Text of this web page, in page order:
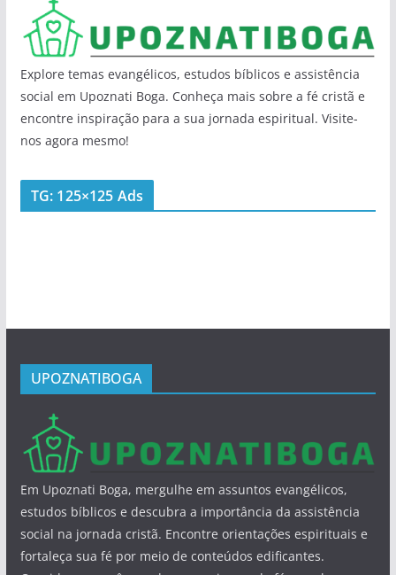
Explore temas evangélicos, estudos bíblicos e assistência
social em Upoznati Boga. Conheça mais sobre a fé cristã e
encontre inspiração para a sua jornada espiritual. Visite-
nos agora mesmo!
TG: 125×125 Ads
UPOZNATIBOGA
Em Upoznati Boga, mergulhe em assuntos evangélicos,
estudos bíblicos e descubra a importância da assistência
social na jornada cristã. Encontre orientações espirituais e
fortaleça sua fé por meio de conteúdos edificantes.